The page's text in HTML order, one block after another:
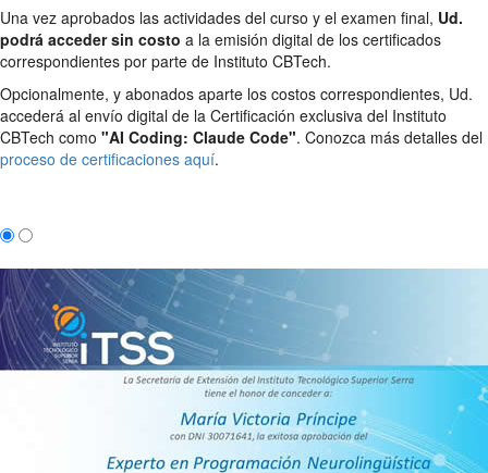
Una vez aprobados las actividades del curso y el examen final, Ud.
podrá acceder sin costo a la emisión digital de los certificados
correspondientes por parte de Instituto CBTech.
Opcionalmente, y abonados aparte los costos correspondientes, Ud.
accederá al envío digital de la Certificación exclusiva del Instituto
CBTech como "AI Coding: Claude Code". Conozca más detalles del
proceso de certificaciones aquí.